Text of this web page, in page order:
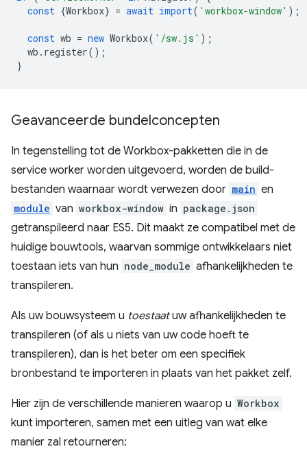
const {Workbox} = await import( 'workbox-window' );
const wb = new Workbox( '/sw.js' );
wb . register();
}
Geavanceerde bundelconcepten
In tegenstelling tot de Workbox-pakketten die in de
service worker worden uitgevoerd, worden de build-
bestanden waarnaar wordt verwezen door main en
module van workbox-window in package.json
getranspileerd naar ES5. Dit maakt ze compatibel met de
huidige bouwtools, waarvan sommige ontwikkelaars niet
toestaan ​​iets van hun node_module afhankelijkheden te
transpileren.
Als uw bouwsysteem u toestaatuw afhankelijkheden te
transpileren (of als u niets van uw code hoeft te
transpileren), dan is het beter om een ​​specifiek
bronbestand te importeren in plaats van het pakket zelf.
Hier zijn de verschillende manieren waarop u Workbox
kunt importeren, samen met een uitleg van wat elke
manier zal retourneren: